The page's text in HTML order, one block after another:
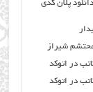
پلان کدی
شیراز
در اتوکد
در اتوکد